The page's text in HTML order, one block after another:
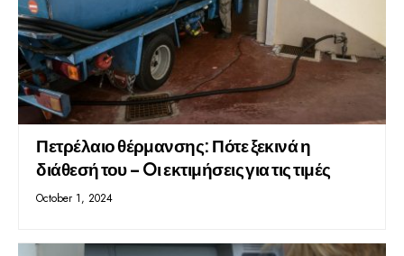
Πετρέλαιο θέρμανσης: Πότε ξεκινά η
διάθεσή του – Oι εκτιμήσεις για τις τιμές
October 1, 2024